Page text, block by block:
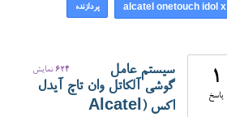
alcatel onetouch idol x پردازنده
1
پاسخ
624 نمایش
سیستم عامل
گوشی آلکاتل وان تاچ آیدل
اکس (Alcatel